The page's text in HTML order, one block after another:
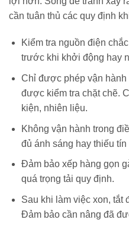
cần tuân thủ các quy định
Kiểm tra nguồn điện
trước khi khởi động hay
Chỉ được phép vận hành
được kiểm tra chặt chẽ.
kiện, nhiên liệu.
Không vận hành trong
đủ ánh sáng hay thiếu
Đảm bảo xếp hàng gọn
quá trọng tải quy định.
Sau khi làm việc xon, tắt
Đảm bảo cần nâng đã